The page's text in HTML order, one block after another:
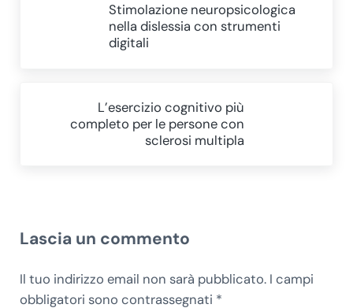
Stimolazione neuropsicologica
nella dislessia con strumenti
digitali
L’esercizio cognitivo più
completo per le persone con
sclerosi multipla
Lascia un commento
Il tuo indirizzo email non sarà pubblicato. I campi
obbligatori sono contrassegnati *